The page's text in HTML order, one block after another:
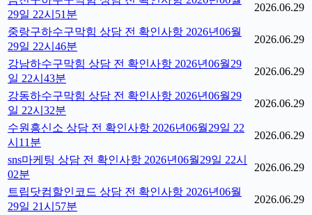
29일 22시51분
2026.06.29
중랑구하수구막힘 상담 전 확인사항 2026년06월
29일 22시46분
2026.06.29
강남하수구막힘 상담 전 확인사항 2026년06월29
일 22시43분
2026.06.29
강동하수구막힘 상담 전 확인사항 2026년06월29
일 22시32분
2026.06.29
수원흥신소 상담 전 확인사항 2026년06월29일 22
시11분
2026.06.29
sns마케팅 상담 전 확인사항 2026년06월29일 22시
02분
2026.06.29
트립닷컴할인코드 상담 전 확인사항 2026년06월
29일 21시57분
2026.06.29